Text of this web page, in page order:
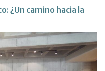
¿Un camino hacia la